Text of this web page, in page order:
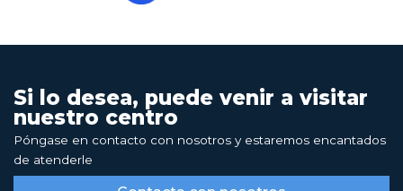
Si lo desea, puede venir a visitar
nuestro centro
Póngase en contacto con nosotros y estaremos encantados
de atenderle